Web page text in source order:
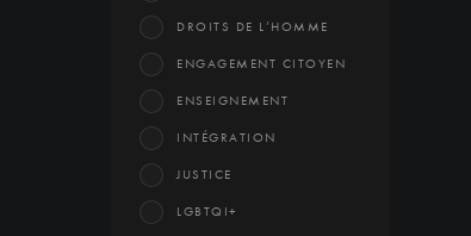
DROITS DE L’HOMME
ENGAGEMENT CITOYEN
ENSEIGNEMENT
INTÉGRATION
JUSTICE
LGBTQI+